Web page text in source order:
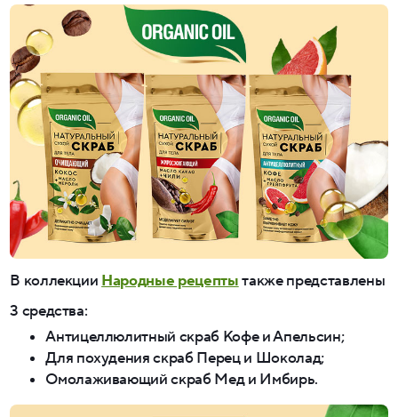
В коллекции Народные рецептытакже представлены
3 средства:
Антицеллюлитный скраб Кофе и Апельсин;
Для похудения скраб Перец и Шоколад;
Омолаживающий скраб Мед и Имбирь.